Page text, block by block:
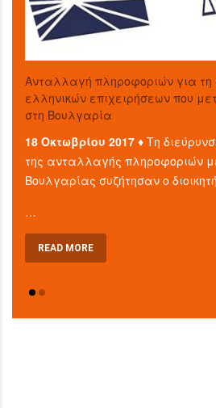
Aνταλλαγή πληροφοριών για
ελληνικών επιχειρήσεων που
στη Βουλγαρία
18 Οκτωβρίου 2017 ♦Τη
της ανταλλαγής πληροφοριών
Βουλγαρίας συζήτησαν ο
…
READ MORE